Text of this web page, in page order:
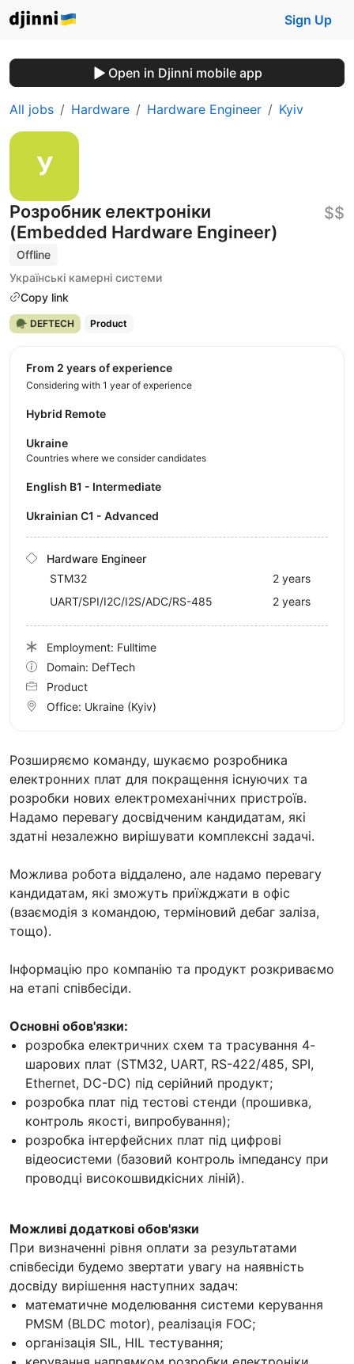
Sign Up
Open in Djinni mobile app
All jobs Hardware Hardware Engineer Kyiv
Розробник електроніки
(Embedded Hardware Engineer)
Offline
Українські камерні системи
Copy link
$$
🪖 DEFTECH Product
Розширяємо команду, шукаємо розробника
електронних плат для покращення існуючих та
розробки нових електромеханічних пристроїв.
Надамо перевагу досвідченим кандидатам, які
здатні незалежно вирішувати комплексні задачі.
Можлива робота віддалено, але надамо перевагу
кандидатам, які зможуть приїжджати в офіс
(взаємодія з командою, терміновий дебаг заліза,
тощо).
Інформацію про компанію та продукт розкриваємо
на етапі співбесіди.
Основні обов'язки:
розробка електричних схем та трасування 4-
шарових плат (STM32, UART, RS-422/485, SPI,
Ethernet, DC-DC) під серійний продукт;
розробка плат під тестові стенди (прошивка,
контроль якості, випробування);
розробка інтерфейсних плат під цифрові
відеосистеми (базовий контроль імпедансу при
проводці високошвидкісних ліній).
Можливі додаткові обов'язки
При визначенні рівня оплати за результатами
співбесіди будемо звертати увагу на наявність
досвіду вирішення наступних задач:
математичне моделювання системи керування
PMSM (BLDC motor), реалізація FOC;
організація SIL, HIL тестування;
from 2 years of experience
Considering with 1 year of experience
Hybrid Remote
Ukraine
Countries where we consider candidates
English B1 - Intermediate
Ukrainian C1 - Advanced
Hardware Engineer
STM32
2 years
UART/SPI/I2C/I2S/ADC/RS-485
2 years
Employment: Fulltime
Domain: DefTech
Product
Office: Ukraine (Kyiv)